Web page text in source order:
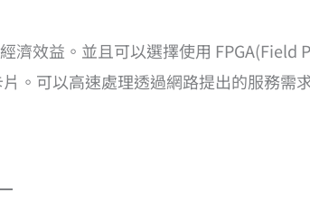
濟效益。並且可以選擇使用 FPGA(Field
。可以高速處理透過網路提出的服務需